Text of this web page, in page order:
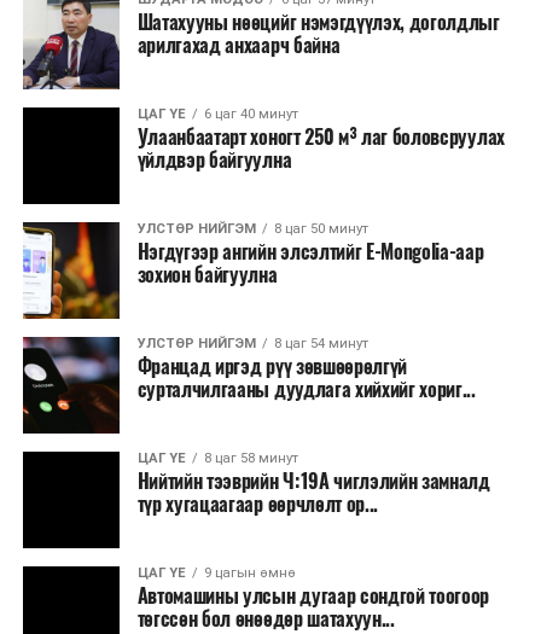
Шатахууны нөөцийг нэмэгдүүлэх, доголдлыг
арилгахад анхаарч байна
ЦАГ ҮЕ 6 цаг 40 минут
Улаанбаатарт хоногт 250 м³ лаг боловсруулах
үйлдвэр байгуулна
УЛСТӨР НИЙГЭМ 8 цаг 50 минут
Нэгдүгээр ангийн элсэлтийг E-Mongolia-аар
зохион байгуулна
УЛСТӨР НИЙГЭМ 8 цаг 54 минут
Францад иргэд рүү зөвшөөрөлгүй
сурталчилгааны дуудлага хийхийг хориг...
ЦАГ ҮЕ 8 цаг 58 минут
Нийтийн тээврийн Ч:19А чиглэлийн замналд
түр хугацаагаар өөрчлөлт ор...
ЦАГ ҮЕ 9 цагын өмнө
Автомашины улсын дугаар сондгой тоогоор
төгссөн бол өнөөдөр шатахуун...